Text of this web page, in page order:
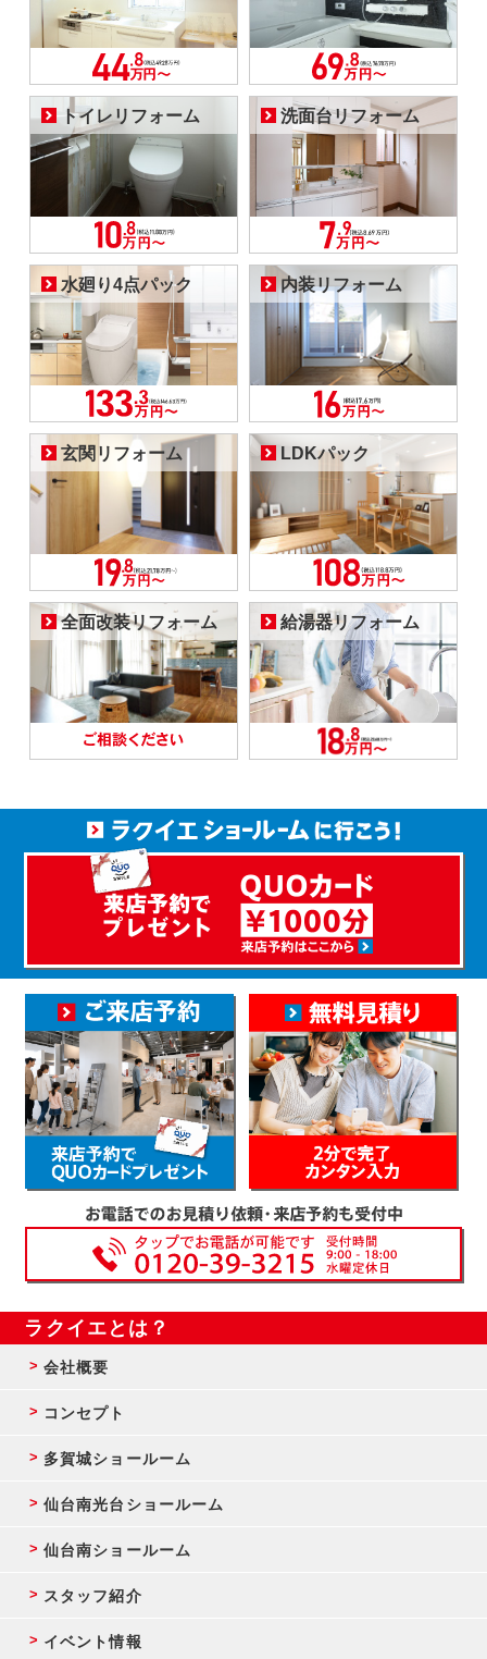
トイレリフォーム 洗面台リフォーム
水廻り4点パック 内装リフォーム
玄関リフォーム LDKパック
全面改装リフォーム 給湯器リフォーム
ラクイエとは？
会社概要
コンセプト
多賀城ショールーム
仙台南光台ショールーム
仙台南ショールーム
スタッフ紹介
イベント情報